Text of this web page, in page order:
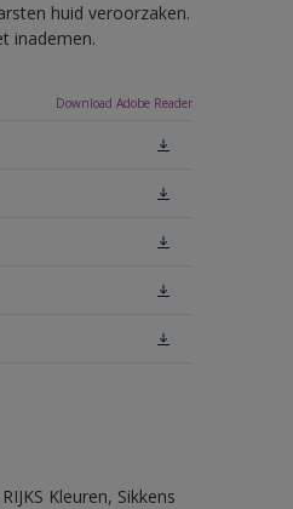
huid veroorzaken.
inademen.
Download Adobe Reader
Kleuren, Sikkens